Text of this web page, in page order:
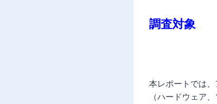
調査対象
本レポートでは
（ハードウェア